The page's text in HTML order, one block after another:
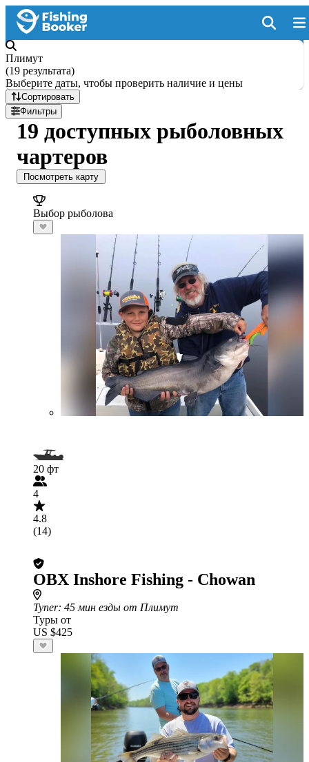
Плимут
(19 результата)
Выберите даты, чтобы проверить наличие и цены
Сортировать
Фильтры
19 доступных рыболовных
чартеров
Посмотреть карту
Выбор рыболова
20 фт
4
4.8
(14)
OBX Inshore Fishing - Chowan
Tyner: 45 мин езды от Плимут
Туры от
US $425